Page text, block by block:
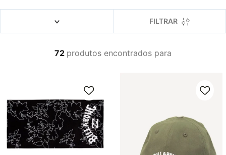
FILTRAR
72 produtos
camiseta
jaqueta
10º chinelo